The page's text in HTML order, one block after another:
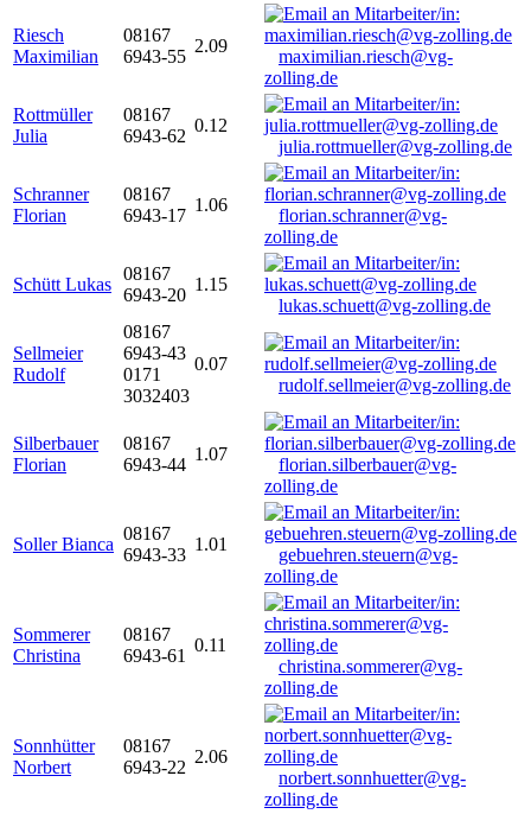
Riesch
Maximilian
08167
6943-55
2.09
maximilian.riesch@vg-
zolling.de
Rottmüller
Julia
08167
6943-62
0.12
julia.rottmueller@vg-zolling.de
Schranner
Florian
08167
6943-17
1.06
florian.schranner@vg-
zolling.de
Schütt Lukas
08167
6943-20
1.15
lukas.schuett@vg-zolling.de
Sellmeier
Rudolf
08167
6943-43
0171
3032403
0.07
rudolf.sellmeier@vg-zolling.de
Silberbauer
Florian
08167
6943-44
1.07
florian.silberbauer@vg-
zolling.de
Soller Bianca
08167
6943-33
1.01
gebuehren.steuern@vg-
zolling.de
Sommerer
Christina
08167
6943-61
0.11
christina.sommerer@vg-
zolling.de
Sonnhütter
Norbert
08167
6943-22
2.06
norbert.sonnhuetter@vg-
zolling.de